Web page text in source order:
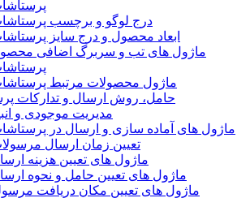
درج لوگو و برچسب
ابعاد محصول و درج سایز
ماژول های تب و سربرگ اضافی
ماژول محصولات مرتبط
حامل، روش ارسال و تدارکات
مدیریت موجودی و
ماژول های آماده سازی و ارسال در
تعیین زمان ارسال
ماژول های تعیین هزینه
ماژول های تعیین حامل و نحوه
ماژول های تعیین مکان دریافت